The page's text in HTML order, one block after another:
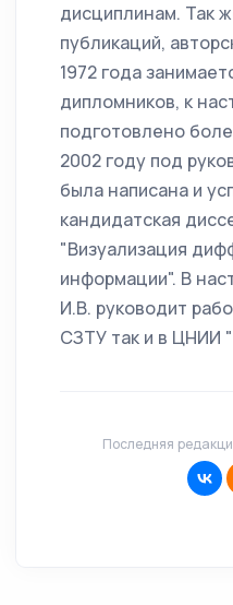
дисциплинам. Так
публикаций,
1972 года
дипломников, к
подготовлено
2002 году под
была написана и
кандидатская
"Визуализация
информации". В
И.В. руководит
СЗТУ так и в ЦНИИ
Последняя